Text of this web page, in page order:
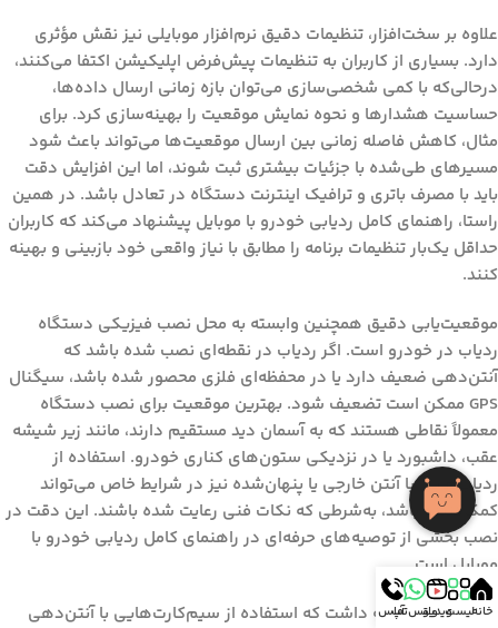
علاوه بر سخت‌افزار، تنظیمات دقیق نرم‌افزار موبایلی نیز نقش مؤثری
دارد. بسیاری از کاربران به تنظیمات پیش‌فرض اپلیکیشن اکتفا می‌کنند،
درحالی‌که با کمی شخصی‌سازی می‌توان بازه زمانی ارسال داده‌ها،
حساسیت هشدارها و نحوه نمایش موقعیت را بهینه‌سازی کرد. برای
مثال، کاهش فاصله زمانی بین ارسال موقعیت‌ها می‌تواند باعث شود
مسیرهای طی‌شده با جزئیات بیشتری ثبت شوند، اما این افزایش دقت
باید با مصرف باتری و ترافیک اینترنت دستگاه در تعادل باشد. در همین
راستا، راهنمای کامل ردیابی خودرو با موبایل پیشنهاد می‌کند که کاربران
حداقل یک‌بار تنظیمات برنامه را مطابق با نیاز واقعی خود بازبینی و بهینه
کنند.
موقعیت‌یابی دقیق همچنین وابسته به محل نصب فیزیکی دستگاه
ردیاب در خودرو است. اگر ردیاب در نقطه‌ای نصب شده باشد که
آنتن‌دهی ضعیف دارد یا در محفظه‌ای فلزی محصور شده باشد، سیگنال
GPS ممکن است تضعیف شود. بهترین موقعیت برای نصب دستگاه
معمولاً نقاطی هستند که به آسمان دید مستقیم دارند، مانند زیر شیشه
عقب، داشبورد یا در نزدیکی ستون‌های کناری خودرو. استفاده از
ردیاب‌هایی با آنتن خارجی یا پنهان‌شده نیز در شرایط خاص می‌تواند
کمک‌کننده باشد، به‌شرطی که نکات فنی رعایت شده باشند. این دقت در
نصب بخشی از توصیه‌های حرفه‌ای در راهنمای کامل ردیابی خودرو با
موبایل است.
همچنین باید توجه داشت که استفاده از سیم‌کارت‌هایی با آنتن‌دهی
خانهلیستویدیوواتس آپتماس